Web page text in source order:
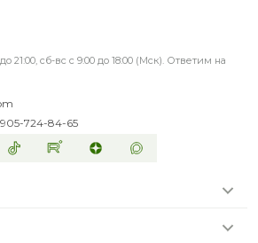
21:00, сб-вс с 9:00 до 18:00 (Мск). Ответим на
724-84-65